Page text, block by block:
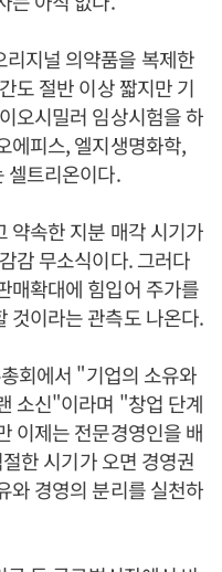
지널 의약품을 복제한
도 절반 이상 짧지만 기
오시밀러 임상시험을 하
에피스, 엘지생명화학,
셀트리온이다.
약속한 지분 매각 시기가
감 무소식이다. 그러다
매확대에 힘입어 주가를
것이라는 관측도 나온다.
회에서 "기업의 소유와
소신"이라며 "창업 단계
이제는 전문경영인을 배
한 시기가 오면 경영권
와 경영의 분리를 실천하